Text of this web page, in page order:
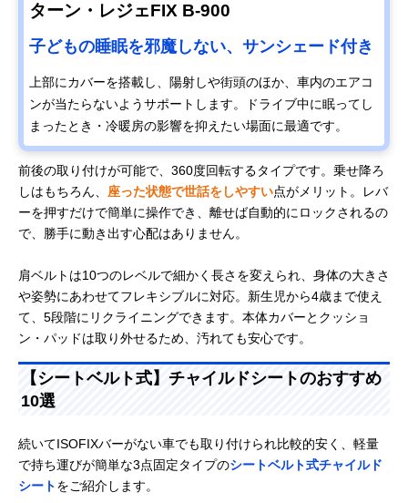
ターン・レジェFIX B-900
子どもの睡眠を邪魔しない、サンシェード付き
上部にカバーを搭載し、陽射しや街頭のほか、車内のエアコ
ンが当たらないようサポートします。ドライブ中に眠ってし
まったとき・冷暖房の影響を抑えたい場面に最適です。
前後の取り付けが可能で、360度回転するタイプです。乗せ降ろ
しはもちろん、 座った状態で世話をしやすい点がメリット。レバ
ーを押すだけで簡単に操作でき、離せば自動的にロックされるの
で、勝手に動き出す心配はありません。
肩ベルトは10つのレベルで細かく長さを変えられ、身体の大きさ
や姿勢にあわせてフレキシブルに対応。新生児から4歳まで使え
て、5段階にリクライニングできます。本体カバーとクッショ
ン・パッドは取り外せるため、汚れても安心です。
【シートベルト式】チャイルドシートのおすすめ
10選
続いてISOFIXバーがない車でも取り付けられ比較的安く、軽量
で持ち運びが簡単な3点固定タイプのシートベルト式チャイルド
シートをご紹介します。